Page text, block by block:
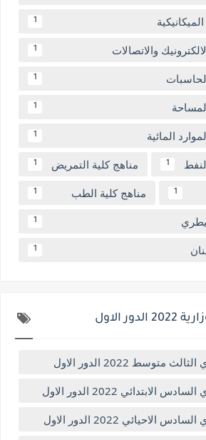
1
والاتصالات 1
1
1
المائية 1
1 مناهج كلية التمريض 1
1 مناهج كلية الطب 1
1
1
الاول
2022 الدور الاول
2022 الدور الاول
2022 الدور الاول